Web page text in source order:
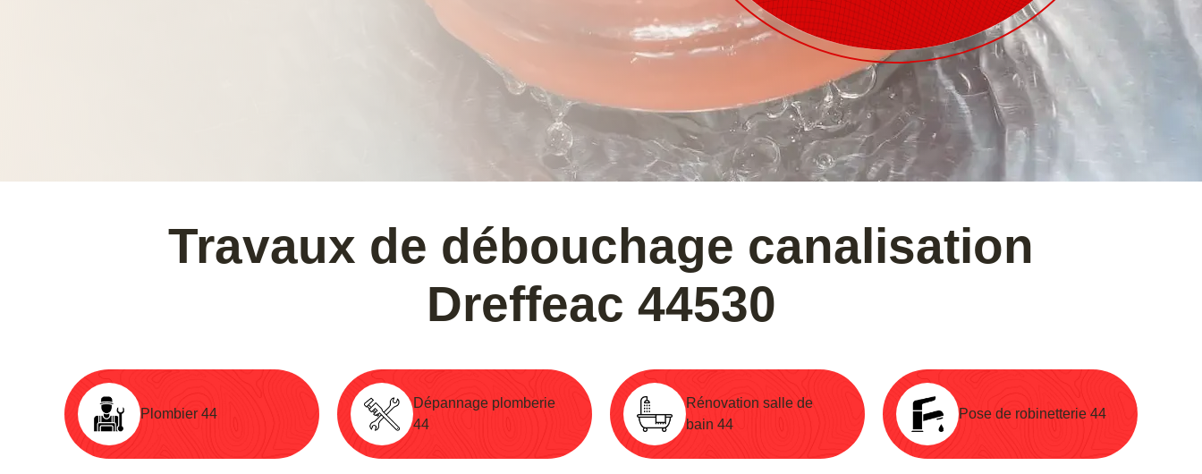
Travaux de débouchage canalisation
Dreffeac 44530
Plombier 44
Dépannage plomberie
44
Rénovation salle de
bain 44
Pose de robinetterie 44